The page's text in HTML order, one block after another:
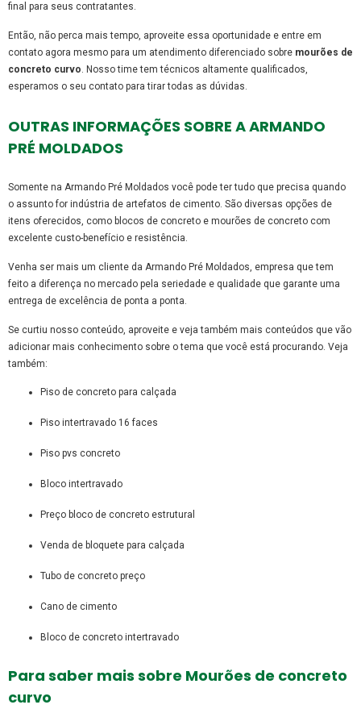
final para seus contratantes.
Então, não perca mais tempo, aproveite essa oportunidade e entre em
contato agora mesmo para um atendimento diferenciado sobre mourões de
concreto curvo. Nosso time tem técnicos altamente qualificados,
esperamos o seu contato para tirar todas as dúvidas.
OUTRAS INFORMAÇÕES SOBRE A ARMANDO
PRÉ MOLDADOS
Somente na Armando Pré Moldados você pode ter tudo que precisa quando
o assunto for indústria de artefatos de cimento. São diversas opções de
itens oferecidos, como blocos de concreto e mourões de concreto com
excelente custo-benefício e resistência.
Venha ser mais um cliente da Armando Pré Moldados, empresa que tem
feito a diferença no mercado pela seriedade e qualidade que garante uma
entrega de excelência de ponta a ponta.
Se curtiu nosso conteúdo, aproveite e veja também mais conteúdos que vão
adicionar mais conhecimento sobre o tema que você está procurando. Veja
também:
piso de concreto para calçada
piso intertravado 16 faces
piso pvs concreto
bloco intertravado
preço bloco de concreto estrutural
venda de bloquete para calçada
tubo de concreto preço
cano de cimento
bloco de concreto intertravado
Para saber mais sobre Mourões de concreto
curvo